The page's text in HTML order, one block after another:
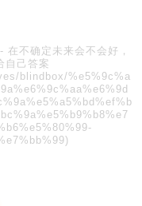
- 在不确定未来会不会好，
自己答案
blindbox/%e5%9c%a